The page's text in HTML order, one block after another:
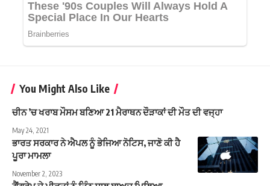
You Might Also Like
ਚੀਨ ’ਚ ਖਰਾਬ ਮੌਸਮ ਬਣਿਆ 21 ਮੈਰਾਥਨ ਦੌੜਾਕਾਂ ਦੀ ਮੌਤ ਦੀ ਵਜ੍ਹਾ
May 24, 2021
ਭਾਰਤ ਸਰਕਾਰ ਨੇ ਐਪਲ ਨੂੰ ਭੇਜਿਆ ਨੋਟਿਸ, ਜਾਣੋ ਕੀ ਹੈ
ਪੂਰਾ ਮਾਮਲਾ
November 2, 2023